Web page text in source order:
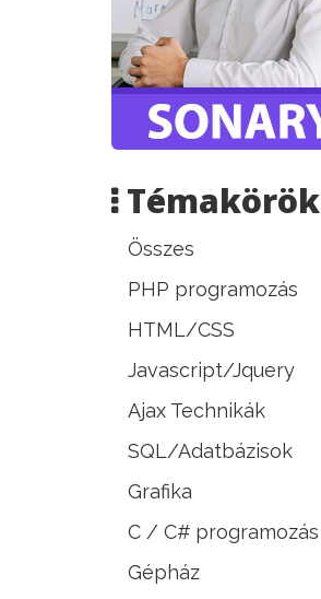
Témakörök
Összes
PHP programozás
HTML/CSS
Javascript/Jquery
Ajax Technikák
SQL/Adatbázisok
Grafika
C / C# programozás
Gépház